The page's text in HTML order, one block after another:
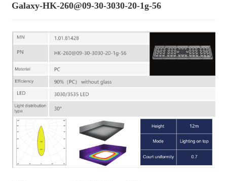
Galaxy-HK-260@09-30-3030-20-1g-56